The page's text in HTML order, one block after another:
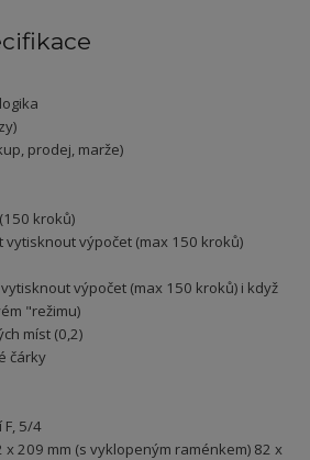
prodej, marže)
kroků)
vytisknout výpočet (max 150 kroků)
výpočet (max 150 kroků) i když
"režimu)
míst (0,2)
čárky
5/4
x 209 mm (s vyklopeným raménkem) 82 x